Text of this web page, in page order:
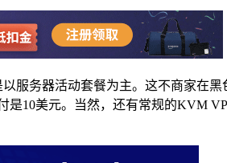
服务器活动套餐为主。这不商家在
10美元。当然，还有常规的KVM